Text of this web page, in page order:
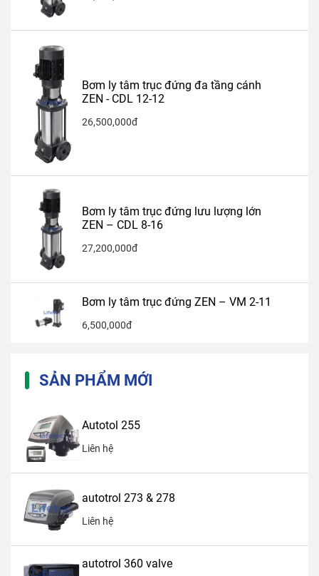
Bơm ly tâm trục đứng đa tầng cánh
ZEN - CDL 12-12
26,500,000đ
Bơm ly tâm trục đứng lưu lượng lớn
ZEN – CDL 8-16
27,200,000đ
Bơm ly tâm trục đứng ZEN – VM 2-11
6,500,000đ
SẢN PHẨM MỚI
Autotol 255
Liên hệ
autotrol 273 & 278
Liên hệ
autotrol 360 valve